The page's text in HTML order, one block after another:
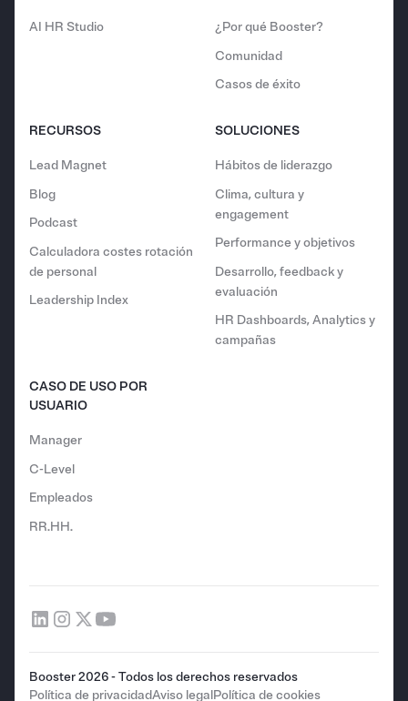
AI HR Studio
¿Por qué Booster?
Comunidad
Casos de éxito
RECURSOS
Lead Magnet
Blog
Podcast
Calculadora costes rotación
de personal
Leadership Index
SOLUCIONES
Hábitos de liderazgo
Clima, cultura y
engagement
Performance y objetivos
Desarrollo, feedback y
evaluación
HR Dashboards, Analytics y
campañas
CASO DE USO POR
USUARIO
Manager
C-Level
Empleados
RR.HH.
Booster 2026 - Todos los derechos reservados
Política de privacidadAviso legalPolítica de cookies